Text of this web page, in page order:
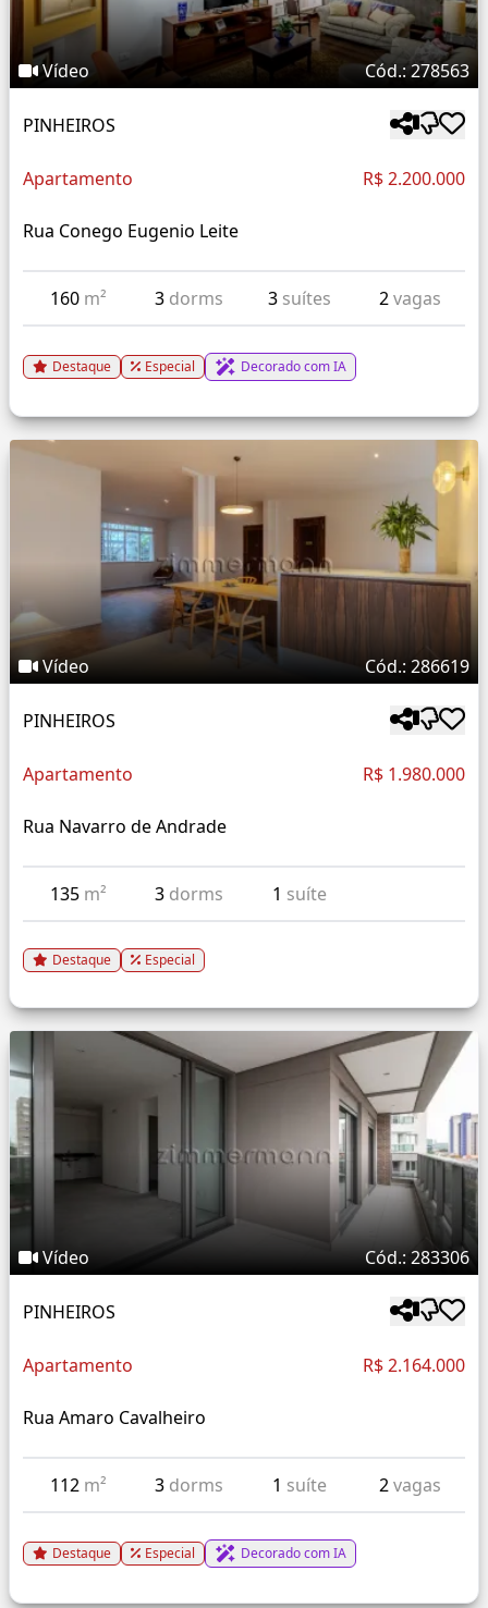
Vídeo Cód.: 278563
PINHEIROS
Apartamento R$ 2.200.000
Rua Conego Eugenio Leite
160 m² 3 dorms 3 suítes 2vagas
Destaque Especial Decorado com IA
Vídeo Cód.: 286619
PINHEIROS
Apartamento R$ 1.980.000
Rua Navarro de Andrade
135 m² 3 dorms 1 suíte
Destaque Especial
Vídeo Cód.: 283306
PINHEIROS
Apartamento R$ 2.164.000
Rua Amaro Cavalheiro
112 m² 3 dorms 1 suíte 2vagas
Destaque Especial Decorado com IA